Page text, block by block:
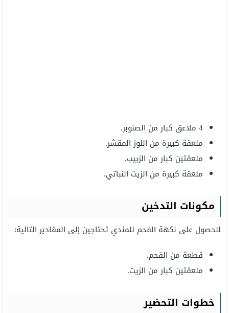
4 ملاعق كبار من الصنوبر.
ملعقة كبيرة من اللوز المقشر.
ملعقتين كبار من الزبيب.
ملعقة كبيرة من الزيت النباتي.
مكونات التدخين
للحصول على نكهة الفحم للمندي تحتاجين إلى المقادير التالية:
قطعة من الفحم.
ملعقتين كبار من الزيت.
خطوات التحضير